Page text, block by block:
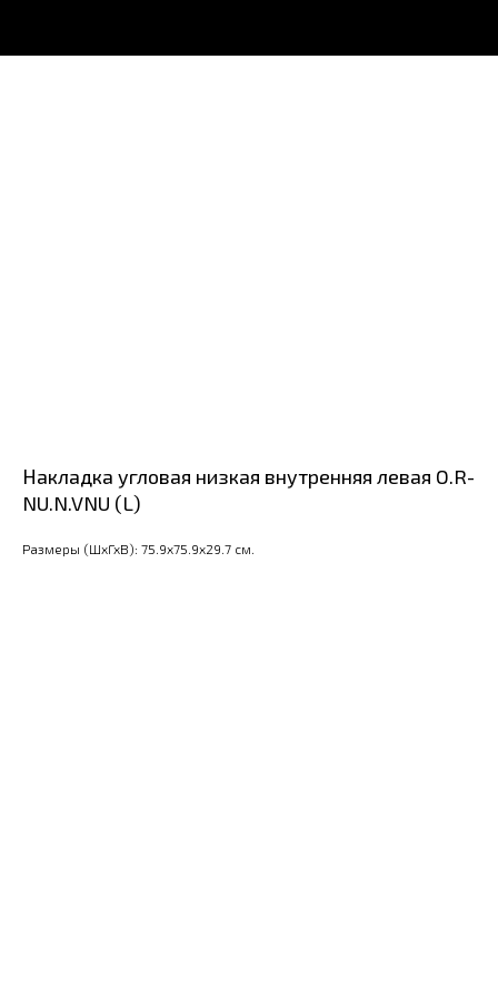
Накладка угловая низкая внутренняя левая O.R-
NU.N.VNU (L)
Размеры (ШхГхВ): 75.9x75.9x29.7 см.